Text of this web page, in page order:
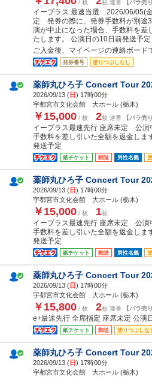
/ 枚 枚 連番 【バラ売
イープラス 最速当選 2026/06/05(
定 発券の際に、発券手数料が別
演が中止になった場合、手数料を差
たします。 公演日の10日前発送予定
ご入金後、マイページの連絡ボード
発券番号 塗りつぶしなし
薬師丸ひろ子 Concert Tour
2026/09/13 (日) 17時00分
宇都宮市文化会館 大ホール (栃木)
￥15,000 / 枚 2枚 連番 【バラ売
イープラス最速先行 座席未定 公演
手数料を差し引いた全額を返金しま
発送予定
紙チケット 郵送 男性名義
薬師丸ひろ子 Concert Tour
2026/09/13 (日) 17時00分
宇都宮市文化会館 大ホール (栃木)
￥15,000 / 枚 1枚
イープラス最速先行 座席未定 公演
手数料を差し引いた全額を返金しま
発送予定
紙チケット 郵送 男性名義
薬師丸ひろ子 Concert Tour
2026/09/13 (日) 17時00分
宇都宮市文化会館 大ホール (栃木)
￥15,800 / 枚 2枚 連番 【バラ売
e+最速先行 全席指定 座席未定 公演
紙チケット 郵送 塗りつぶしな
薬師丸ひろ子 Concert Tour
2026/09/13 (日) 17時00分
宇都宮市文化会館 大ホール (栃木)